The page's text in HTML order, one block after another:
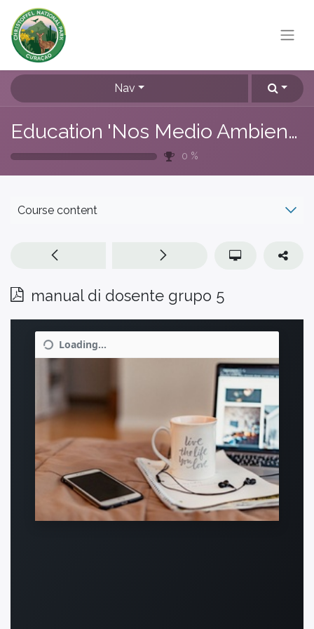
Nav
Education 'Nos Medio Ambiente'
0 %
Course content
manual di dosente grupo 5